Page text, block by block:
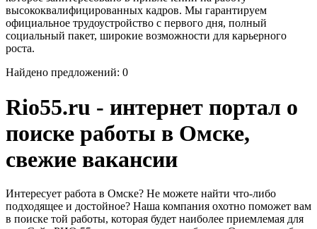
высококвалифицированных кадров. Мы гарантируем
официальное трудоустройство с первого дня, полный
социальный пакет, широкие возможности для карьерного
роста.
Найдено предложений: 0
Rio55.ru - интернет портал о
поиске работы в Омске,
свежие вакансии
Интересует работа в Омске? Не можете найти что-либо
подходящее и достойное? Наша компания охотно поможет вам
в поиске той работы, которая будет наиболее приемлемая для